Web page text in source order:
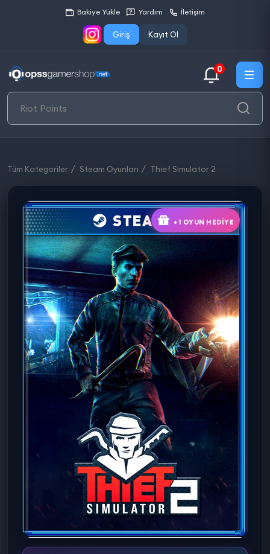
Bakiye Yükle Yardım İletişim
Giriş Kayıt Ol
0
Tüm Kategoriler Steam Oyunları Thief Simulator 2
+1 OYUN HEDIYE